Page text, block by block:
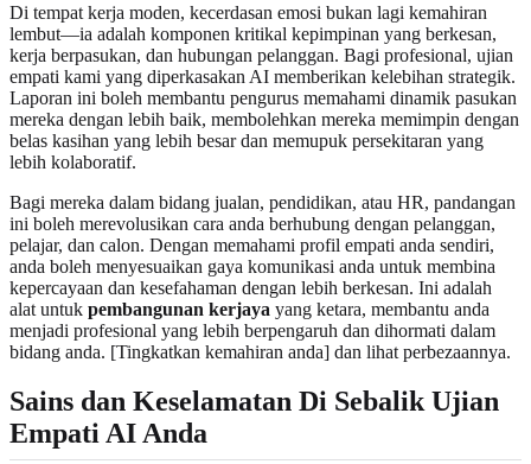
Di tempat kerja moden, kecerdasan emosi bukan lagi kemahiran
lembut—ia adalah komponen kritikal kepimpinan yang berkesan,
kerja berpasukan, dan hubungan pelanggan. Bagi profesional, ujian
empati kami yang diperkasakan AI memberikan kelebihan strategik.
Laporan ini boleh membantu pengurus memahami dinamik pasukan
mereka dengan lebih baik, membolehkan mereka memimpin dengan
belas kasihan yang lebih besar dan memupuk persekitaran yang
lebih kolaboratif.
Bagi mereka dalam bidang jualan, pendidikan, atau HR, pandangan
ini boleh merevolusikan cara anda berhubung dengan pelanggan,
pelajar, dan calon. Dengan memahami profil empati anda sendiri,
anda boleh menyesuaikan gaya komunikasi anda untuk membina
kepercayaan dan kesefahaman dengan lebih berkesan. Ini adalah
alat untuk pembangunan kerjaya yang ketara, membantu anda
menjadi profesional yang lebih berpengaruh dan dihormati dalam
bidang anda. [Tingkatkan kemahiran anda] dan lihat perbezaannya.
Sains dan Keselamatan Di Sebalik Ujian
Empati AI Anda